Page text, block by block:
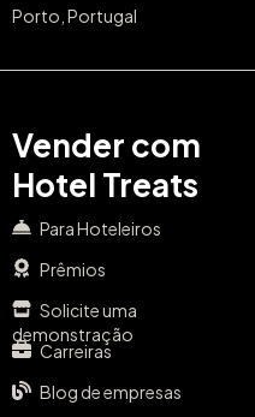
Porto, Portugal
Vender com
Hotel Treats
Para Hoteleiros
Prêmios
Solicite uma
demonstração
Carreiras
Blog de empresas